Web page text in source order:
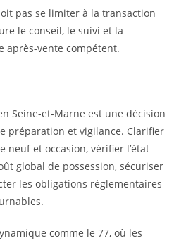
pas se limiter à la transaction
le conseil, le suivi et la
après-vente compétent.
Seine-et-Marne est une décision
préparation et vigilance. Clarifier
neuf et occasion, vérifier l’état
global de possession, sécuriser
les obligations réglementaires
comme le 77, où les